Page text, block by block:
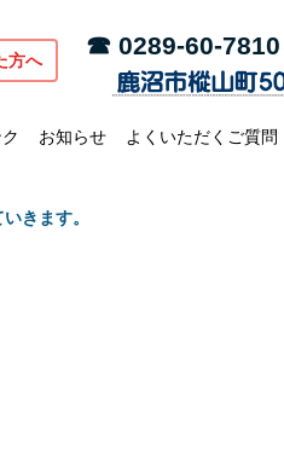
方へ
☎ 0289-60-7810
お知らせ よくいただくご質問
きます。